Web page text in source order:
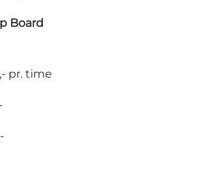
Board
pr. time